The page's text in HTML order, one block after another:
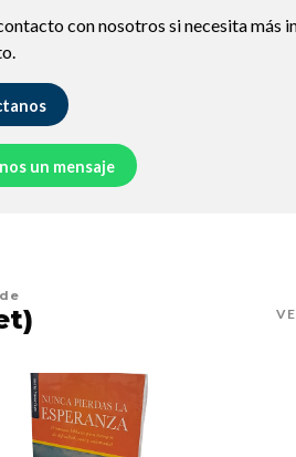
con nosotros si necesita más
un mensaje